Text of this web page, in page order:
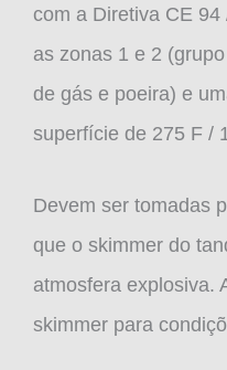
com a Diretiva CE
as zonas 1 e 2
de gás e poeira) e
superfície de 275 F /
Devem ser tomadas
que o skimmer do
atmosfera explosiva.
skimmer para